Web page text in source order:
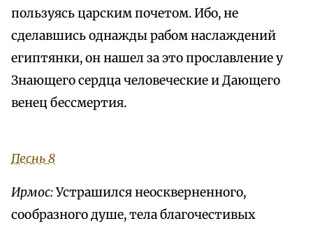
пользуясь царским почетом. Ибо, не
сделавшись однажды рабом наслаждений
египтянки, он нашел за это прославление у
Знающего сердца человеческие и Дающего
венец бессмертия.
Песнь 8
Ирмос:Устрашился неоскверненного,
сообразного душе, тела благочестивых